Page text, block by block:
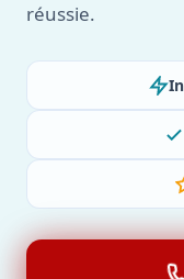
réussie.